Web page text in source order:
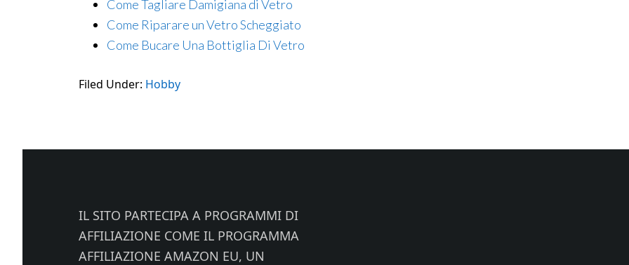
Come Tagliare Damigiana di Vetro
Come Riparare un Vetro Scheggiato
Come Bucare Una Bottiglia Di Vetro
Filed Under: Hobby
IL SITO PARTECIPA A PROGRAMMI DI
AFFILIAZIONE COME IL PROGRAMMA
AFFILIAZIONE AMAZON EU, UN